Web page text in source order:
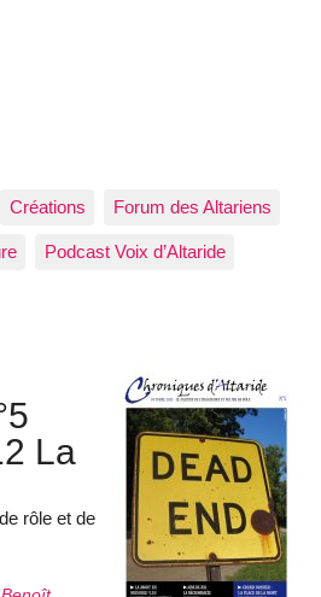
Créations Forum des Altariens
Podcast Voix d’Altaride
La
rôle et de